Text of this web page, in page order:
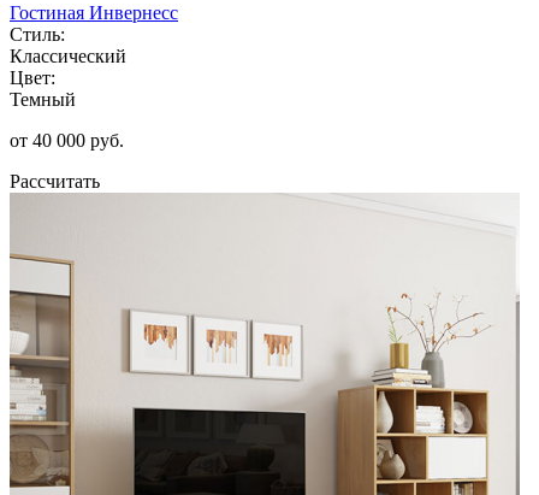
Гостиная Инвернесс
Стиль:
Классический
Цвет:
Темный
от 40 000 руб.
Рассчитать